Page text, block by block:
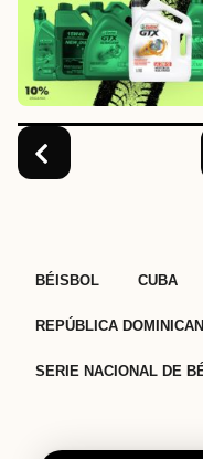
o
n
BÉISBOL CUBA
REPÚBLICA
SERIE NACIONAL DE